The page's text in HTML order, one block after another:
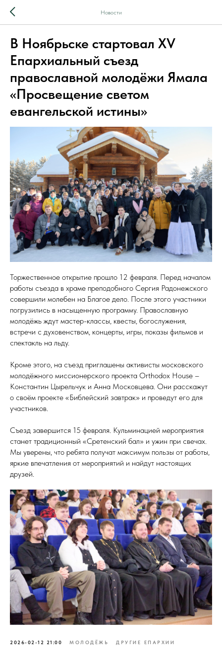
Новости
В Ноябрьске стартовал XV
Епархиальный съезд
православной молодёжи Ямала
«Просвещение светом
евангельской истины»
Торжественное открытие прошло 12 февраля. Перед началом
работы съезда в храме преподобного Сергия Радонежского
совершили молебен на Благое дело. После этого участники
погрузились в насыщенную программу. Православную
молодёжь ждут мастер-классы, квесты, богослужения,
встречи с духовенством, концерты, игры, показы фильмов и
спектакль на льду.
Кроме этого, на съезд приглашены активисты московского
молодёжного миссионерского проекта Orthodox House –
Константин Цырельчук и Анна Московцева. Они расскажут
о своём проекте «Библейский завтрак» и проведут его для
участников.
Съезд завершится 15 февраля. Кульминацией мероприятия
станет традиционный «Сретенский бал» и ужин при свечах.
Мы уверены, что ребята получат максимум пользы от работы,
яркие впечатления от мероприятий и найдут настоящих
друзей.
2026-02-12 21:00 МОЛОДЁЖЬ ДРУГИЕ ЕПАРХИИ